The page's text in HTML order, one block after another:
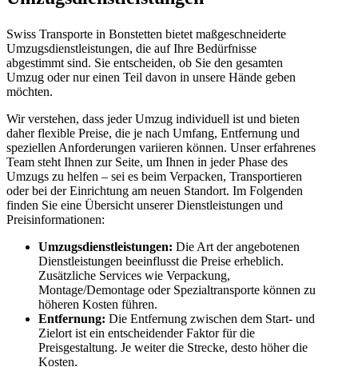
Swiss Transporte in Bonstetten bietet maßgeschneiderte
Umzugsdienstleistungen, die auf Ihre Bedürfnisse
abgestimmt sind. Sie entscheiden, ob Sie den gesamten
Umzug oder nur einen Teil davon in unsere Hände geben
möchten.
Wir verstehen, dass jeder Umzug individuell ist und bieten
daher flexible Preise, die je nach Umfang, Entfernung und
speziellen Anforderungen variieren können. Unser erfahrenes
Team steht Ihnen zur Seite, um Ihnen in jeder Phase des
Umzugs zu helfen – sei es beim Verpacken, Transportieren
oder bei der Einrichtung am neuen Standort. Im Folgenden
finden Sie eine Übersicht unserer Dienstleistungen und
Preisinformationen:
Umzugsdienstleistungen: Die Art der angebotenen
Dienstleistungen beeinflusst die Preise erheblich.
Zusätzliche Services wie Verpackung,
Montage/Demontage oder Spezialtransporte können zu
höheren Kosten führen.
Entfernung: Die Entfernung zwischen dem Start- und
Zielort ist ein entscheidender Faktor für die
Preisgestaltung. Je weiter die Strecke, desto höher die
Kosten.